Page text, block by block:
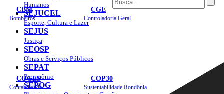
CBM
Bombeiros
CGE
Controladoria Geral
COGES
Contabilidade
COP30
Sustentabilidade Rondônia
Humanos
SEJUCEL
Esporte, Cultura e Lazer
SEJUS
Justiça
SEOSP
Obras e Serviços Públicos
SEPAT
Patrimônio
SEPOG